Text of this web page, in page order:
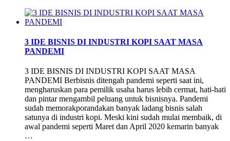
3 IDE BISNIS DI INDUSTRI KOPI SAAT MASA
PANDEMI
3 IDE BISNIS DI INDUSTRI KOPI SAAT MASA
PANDEMI Berbisnis ditengah pandemi seperti saat ini,
mengharuskan para pemilik usaha harus lebih cermat, hati-hati
dan pintar mengambil peluang untuk bisnisnya. Pandemi
sudah memorakporandakan banyak ladang bisnis salah
satunya di industri kopi. Meski kini sudah mulai membaik, di
awal pandemi seperti Maret dan April 2020 kemarin banyak
…